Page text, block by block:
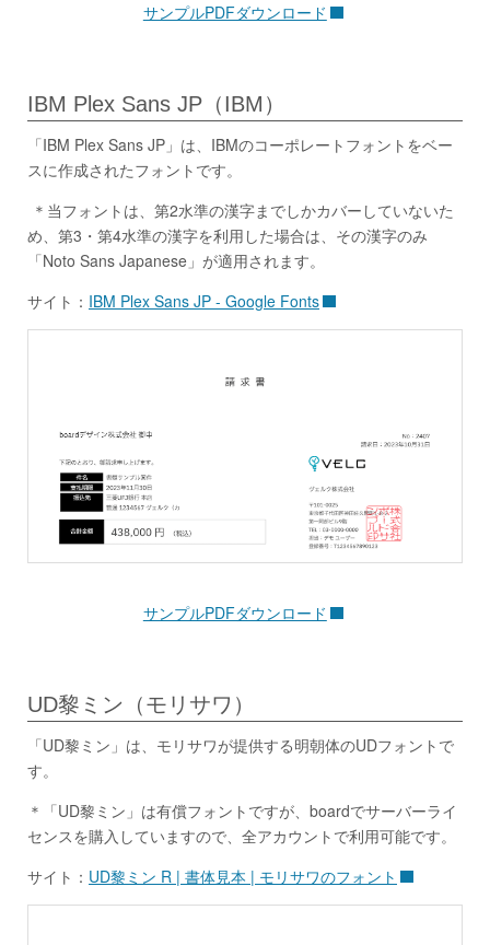
サンプルPDFダウンロード
IBM Plex Sans JP（IBM）
「IBM Plex Sans JP」は、IBMのコーポレートフォントをベー
スに作成されたフォントです。
＊当フォントは、第2水準の漢字までしかカバーしていないた
め、第3・第4水準の漢字を利用した場合は、その漢字のみ
「Noto Sans Japanese」が適用されます。
サイト： IBM Plex Sans JP - Google Fonts
サンプルPDFダウンロード
UD黎ミン（モリサワ）
「UD黎ミン」は、モリサワが提供する明朝体のUDフォントで
す。
＊「UD黎ミン」は有償フォントですが、boardでサーバーライ
センスを購入していますので、全アカウントで利用可能です。
サイト： UD黎ミン R | 書体見本 | モリサワのフォント